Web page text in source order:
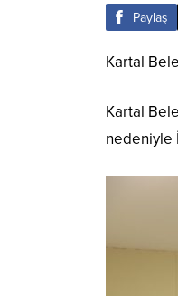
Paylaş
Kartal
Kartal
nedeniyle